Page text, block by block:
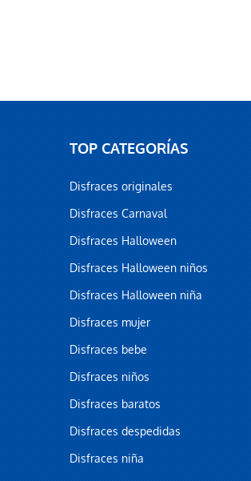
TOP CATEGORÍAS
Disfraces originales
Disfraces Carnaval
Disfraces Halloween
Disfraces Halloween niños
Disfraces Halloween niña
Disfraces mujer
Disfraces bebe
Disfraces niños
Disfraces baratos
Disfraces despedidas
Disfraces niña